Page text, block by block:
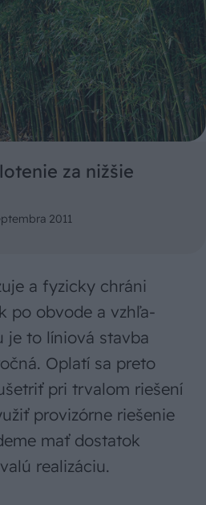
za nižšie
2011
a fyzicky chráni
po obvode a vzhľa-
je to líniová stavba
Oplatí sa preto
pri trvalom riešení
provizórne riešenie
mať dostatok
realizáciu.